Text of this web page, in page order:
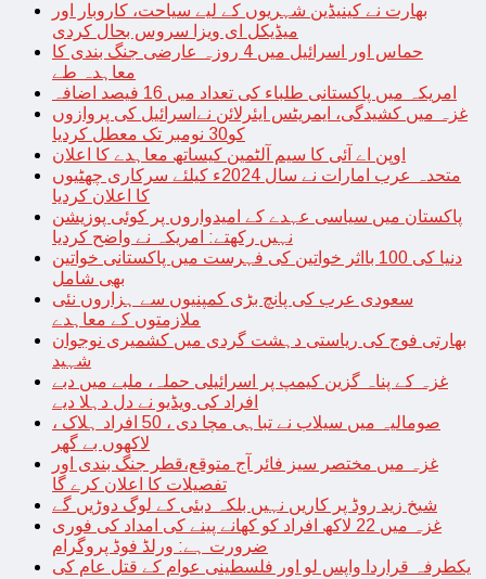
بھارت نے کینیڈین شہریوں کے لیے سیاحت، کاروبار اور
میڈیکل ای ویزا سروس بحال کردی
حماس اور اسرائیل میں 4 روزہ عارضی جنگ بندی کا
معاہدہ طے
امریکہ میں پاکستانی طلباء کی تعداد میں 16 فیصد اضافہ
غزہ میں کشیدگی، ایمریٹس ایئرلائن نےاسرائیل کی پروازوں
کو30 نومبر تک معطل کردیا
اوپن اے آئی کا سیم آلٹمین کیساتھ معاہدے کا اعلان
متحدہ عرب امارات نے سال 2024ء کیلئے سرکاری چھٹیوں
کا اعلان کردیا
پاکستان میں سیاسی عہدے کے امیدواروں پر کوئی پوزیشن
نہیں رکھتے: امریکہ نے واضح کردیا
دنیا کی 100 بااثر خواتین کی فہرست میں پاکستانی خواتین
بھی شامل
سعودی عرب کی پانچ بڑی کمپنیوں سے ہزاروں نئی
ملازمتوں کے معاہدے
بھارتی فوج کی ریاستی دہشت گردی میں کشمیری نوجوان
شہید
غزہ کے پناہ گزین کیمپ پر اسرائیلی حملہ، ملبے میں دبے
افراد کی ویڈیو نے دل دہلا دیے
صومالیہ میں سیلاب نے تباہی مچا دی ، 50 افراد ہلاک ،
لاکھوں بے گھر
غزہ میں مختصر سیز فائر آج متوقع،قطر جنگ بندی اور
تفصیلات کا اعلان کرے گا
شیخ زید روڈ پر کاریں نہیں بلکہ دبئی کے لوگ دوڑیں گے
غزہ میں 22 لاکھ افراد کو کھانے پینے کی امداد کی فوری
ضرورت ہے: ورلڈ فوڈ پروگرام
یکطرفہ قراردا واپس لو اور فلسطینی عوام کے قتل عام کی